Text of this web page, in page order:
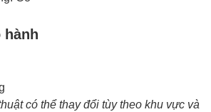
hành
có thể thay đổi tùy theo khu vực và